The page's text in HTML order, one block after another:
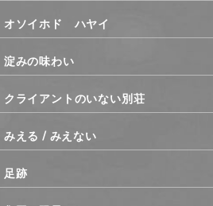
オソイホド ハヤイ
淀みの味わい
クライアントのいない別荘
みえる / みえない
足跡